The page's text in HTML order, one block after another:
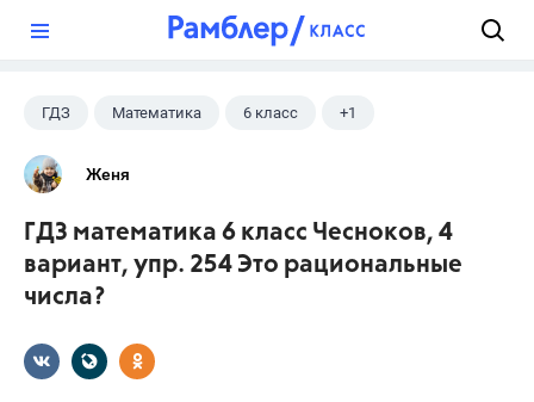
ГДЗ Математика 6 класс +1
Чесноков А.С.
Женя
ГДЗ математика 6 класс Чесноков, 4
вариант, упр. 254 Это рациональные
числа?